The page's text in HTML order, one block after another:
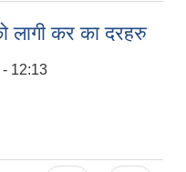
कर का दरहरु
12:13